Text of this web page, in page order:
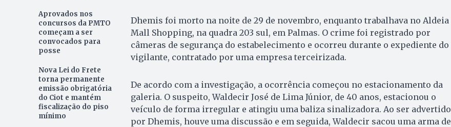
Aprovados nos
concursos da PMTO
começam a ser
convocados para
posse
Nova Lei do Frete
torna permanente
emissão obrigatória
do Ciot e mantém
fiscalização do piso
mínimo
Dhemis foi morto na noite de 29 de novembro, enquanto trabalhava no Aldeia
Mall Shopping, na quadra 203 sul, em Palmas. O crime foi registrado por
câmeras de segurança do estabelecimento e ocorreu durante o expediente do
vigilante, contratado por uma empresa terceirizada.
De acordo com a investigação, a ocorrência começou no estacionamento da
galeria. O suspeito, Waldecir José de Lima Júnior, de 40 anos, estacionou o
veículo de forma irregular e atingiu uma baliza sinalizadora. Ao ser advertido
por Dhemis, houve uma discussão e em seguida, Waldecir sacou uma arma de